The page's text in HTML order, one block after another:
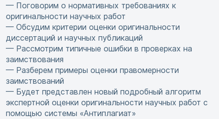
— Поговорим о нормативных требованиях к
оригинальности научных работ
— Обсудим критерии оценки оригинальности
диссертаций и научных публикаций
— Рассмотрим типичные ошибки в проверках на
заимствования
— Разберем примеры оценки правомерности
заимствований
— Будет представлен новый подробный алгоритм
экспертной оценки оригинальности научных работ с
помощью системы «Антиплагиат»